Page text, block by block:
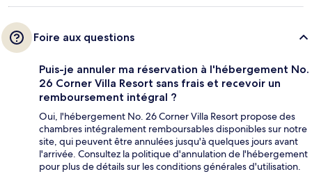
Foire aux questions
Puis-je annuler ma réservation à l'hébergement No.
26 Corner Villa Resort sans frais et recevoir un
remboursement intégral ?
Oui, l'hébergement No. 26 Corner Villa Resort propose des
chambres intégralement remboursables disponibles sur notre
site, qui peuvent être annulées jusqu'à quelques jours avant
l'arrivée. Consultez la politique d'annulation de l'hébergement
pour plus de détails sur les conditions générales d'utilisation.